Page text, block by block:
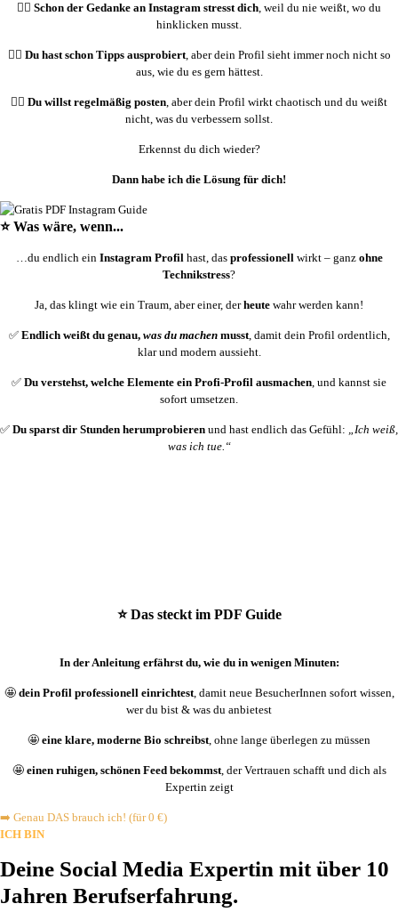
😮‍💨 Schon der Gedanke an Instagram stresst dich, weil du nie weißt, wo du
hinklicken musst.
😮‍💨 Du hast schon Tipps ausprobiert, aber dein Profil sieht immer noch nicht so
aus, wie du es gern hättest.
😮‍💨 Du willst regelmäßig posten, aber dein Profil wirkt chaotisch und du weißt
nicht, was du verbessern sollst.
Erkennst du dich wieder?
Dann habe ich die Lösung für dich!
⭐ Was wäre, wenn...
…du endlich ein Instagram Profilhast, das professionellwirkt – ganz ohne
Technikstress?
Ja, das klingt wie ein Traum, aber einer, derheute wahr werden kann!
✅ Endlich weißt du genau, was du machenmusst, damit dein Profil ordentlich,
klar und modern aussieht.
✅ Du verstehst, welche Elemente ein Profi-Profil ausmachen, und kannst sie
sofort umsetzen.
✅ Du sparst dir Stunden herumprobieren und hast endlich das Gefühl: „Ich weiß,
was ich tue.“
⭐Das steckt im PDF Guide
In der Anleitung erfährst du, wie du in wenigen Minuten:
🤩 dein Profil professionell einrichtest, damit neue BesucherInnen sofort wissen,
wer du bist & was du anbietest
🤩 eine klare, moderne Bio schreibst, ohne lange überlegen zu müssen
🤩 einen ruhigen, schönen Feed bekommst, der Vertrauen schafft und dich als
Expertin zeigt
➡️ Genau DAS brauch ich! (für 0 €)
ICH BIN
Deine Social Media Expertin mit über 10
Jahren Berufserfahrung.